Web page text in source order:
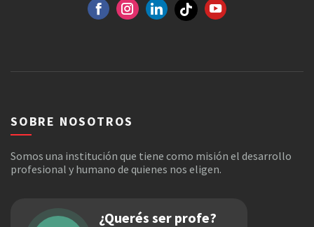
FACEBOOKGOOGLE+INSTAGRAM YOUTUBE
SOBRE NOSOTROS
Somos una institución que tiene como misión el desarrollo
profesional y humano de quienes nos eligen.
¿Querés ser profe?